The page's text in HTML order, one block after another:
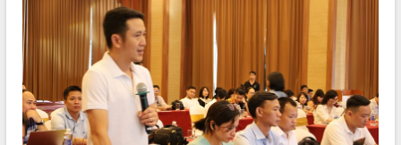
Khơi thông điểm nghẽn, đẩy nhanh
giải ngân vốn khắc phục thiên tai
HĐND tỉnh thông qua điều chỉnh Quy
hoạch tỉnh thời kỳ 2021-2030
Hội thảo góp ý hồ sơ điều chỉnh quy
hoạch tỉnh Đắk Lắk thời kỳ 2021-2030,
tầm nhìn đến năm 2050